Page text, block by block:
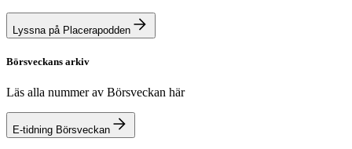
Lyssna på Placerapodden
Börsveckans arkiv
Läs alla nummer av Börsveckan här
E-tidning Börsveckan